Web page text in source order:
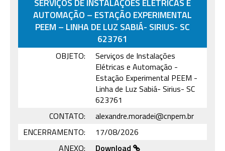
SERVIÇOS DE INSTALAÇÕES ELÉTRICAS E
AUTOMAÇÃO – ESTAÇÃO EXPERIMENTAL
PEEM – LINHA DE LUZ SABIÁ- SIRIUS- SC
623761
OBJETO:
Serviços de Instalações
Elétricas e Automação -
Estação Experimental PEEM -
Linha de Luz Sabiá- Sirius- SC
623761
CONTATO:
alexandre.moradei@cnpem.br
ENCERRAMENTO:
17/08/2026
ANEXO:
Download